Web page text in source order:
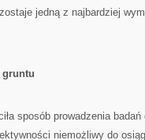
jedną z najbardziej
gruntu
sposób prowadzenia
niemożliwy do